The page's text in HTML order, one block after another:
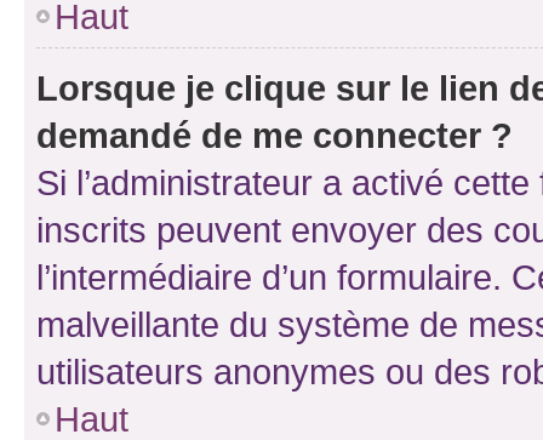
Haut
Lorsque je clique sur le lien
demandé de me connecter ?
Si l’administrateur a activé
inscrits peuvent envoyer des
l’intermédiaire d’un formulaire.
malveillante du système de
utilisateurs anonymes ou des
Haut